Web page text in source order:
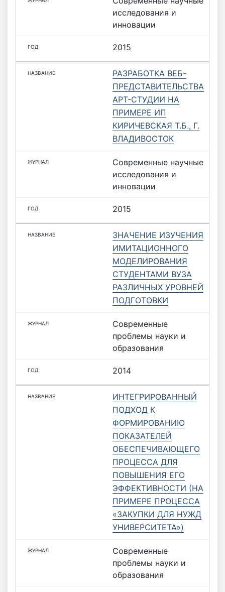
исследования и
инновации
2015
РАЗРАБОТКА ВЕБ-
ПРЕДСТАВИТЕЛЬСТВА
АРТ-СТУДИИ НА
ПРИМЕРЕ ИП
КИРИЧЕВСКАЯ Т.Б., Г.
ВЛАДИВОСТОК
Современные научные
исследования и
инновации
2015
ЗНАЧЕНИЕ ИЗУЧЕНИЯ
ИМИТАЦИОННОГО
МОДЕЛИРОВАНИЯ
СТУДЕНТАМИ ВУЗА
РАЗЛИЧНЫХ УРОВНЕЙ
ПОДГОТОВКИ
Современные
проблемы науки и
образования
2014
ИНТЕГРИРОВАННЫЙ
ПОДХОД К
ФОРМИРОВАНИЮ
ПОКАЗАТЕЛЕЙ
ОБЕСПЕЧИВАЮЩЕГО
ПРОЦЕССА ДЛЯ
ПОВЫШЕНИЯ ЕГО
ЭФФЕКТИВНОСТИ (НА
ПРИМЕРЕ ПРОЦЕССА
«ЗАКУПКИ ДЛЯ НУЖД
УНИВЕРСИТЕТА»)
Современные
проблемы науки и
образования